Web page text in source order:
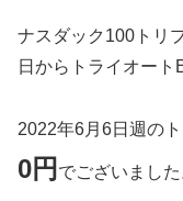
ナスダック100トリ
日からトライオート
2022年6月6日週の
0円 でございました